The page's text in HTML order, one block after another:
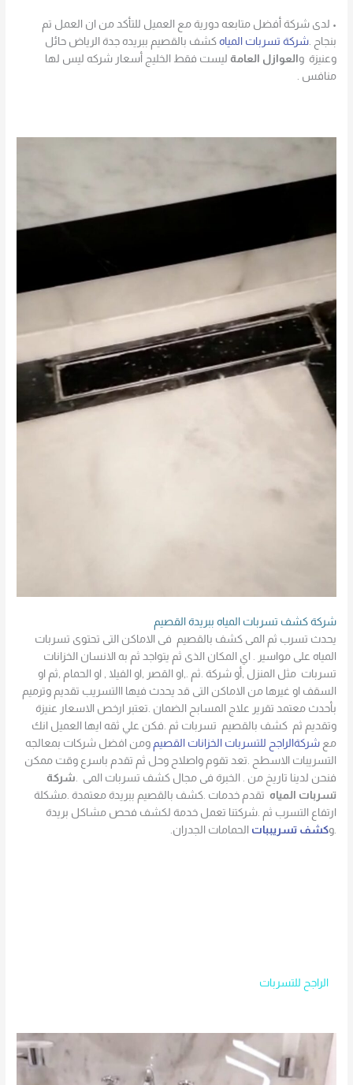
• لدى شركة أفضل متابعه دورية مع العميل للتأكد من ان العمل تم
بنجاح .شركة تسربات المياه كشف بالقصيم ببريده جدة الرياض حائل
وعنيزة و العوازل العامة ليست فقط الخليج أسعار شركه ليس لها
منافس .
شركة كشف تسربات المياه ببريدة القصيم
يحدث تسرب ثم المى كشف بالقصيم فى الاماكن التى تحتوى تسربات
المياه على مواسير . اي المكان الذى ثم يتواجد ثم به الانسان الخزانات
تسربات مثل المنزل ,أو شركة .ثم .,او القصر ,او الفيلا , او الحمام ,ثم او
السقف او غيرها من الاماكن التى قد يحدث فيها االتسريب تقديم وترميم
بأحدث معتمد تقرير علاج المسابح الضمان .تعتبر ارخص الاسعار عنيزة
وتقديم ثم كشف بالقصيم تسربات ثم .فكن علي ثقه ايها العميل انك
معشركةالراجح للتسربات الخزانات القصيم ومن افضل شركات بمعالجه
التسريبات الاسطح .تعد تقوم واصلاح وحل ثم تقدم باسرع وقت ممكن
فنحن لدينا تاريخ من . الخبرة فى مجال كشف تسربات المى .شركة
تسربات المياه تقدم خدمات .كشف بالقصيم ببريدة معتمدة .مشكلة
ارتفاع التسرب ثم .شركتنا تعمل خدمة لكشف فحص مشاكل بريدة
.وكشف تسريببات الحمامات الجدران.
الراجح للتسربات